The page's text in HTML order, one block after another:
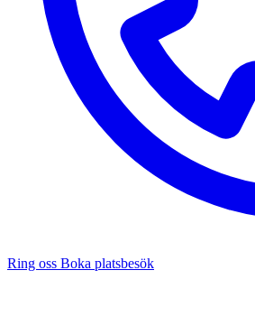
Ring oss Boka platsbesök